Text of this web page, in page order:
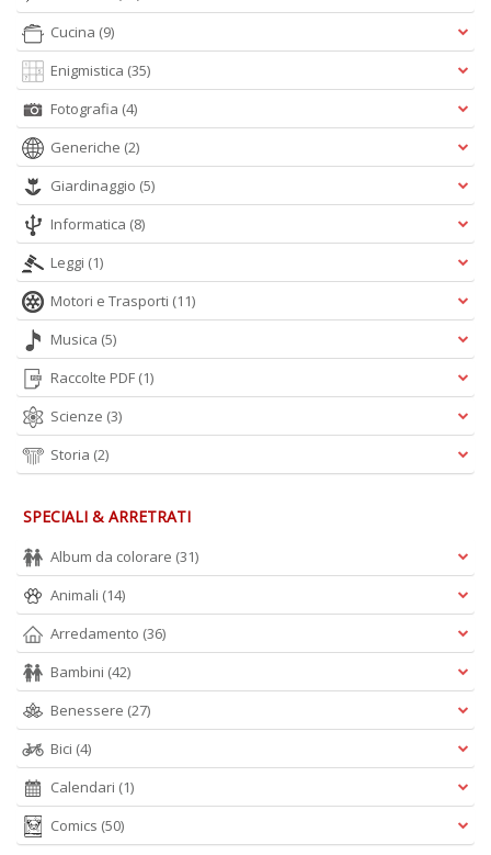
Cucina (9)
Enigmistica (35)
Fotografia (4)
Generiche (2)
Giardinaggio (5)
Informatica (8)
Leggi (1)
Motori e Trasporti (11)
Musica (5)
Raccolte PDF (1)
Scienze (3)
Storia (2)
SPECIALI & ARRETRATI
Album da colorare (31)
Animali (14)
Arredamento (36)
Bambini (42)
Benessere (27)
Bici (4)
Calendari (1)
Comics (50)